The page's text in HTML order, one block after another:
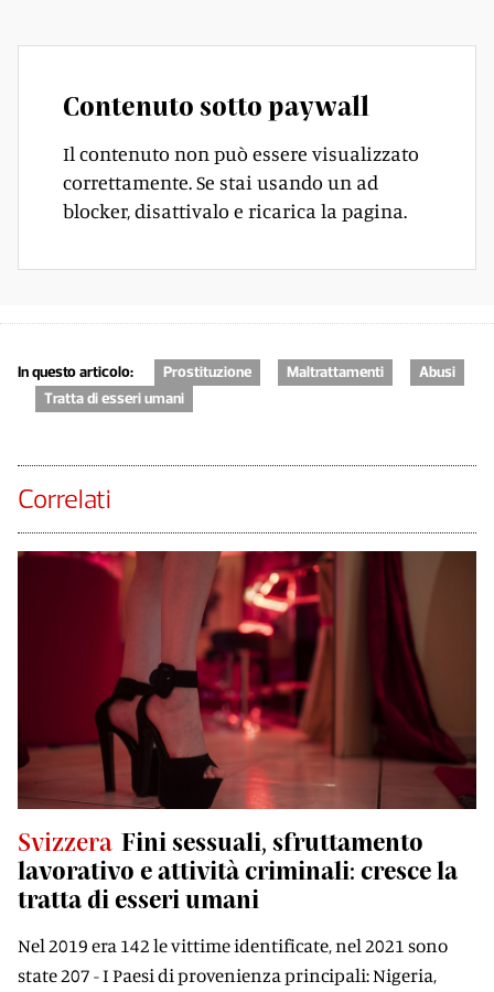
Contenuto sotto paywall
Il contenuto non può essere visualizzato
correttamente. Se stai usando un ad
blocker, disattivalo e ricarica la pagina.
In questo articolo: Prostituzione Maltrattamenti
Abusi
Tratta di esseri umani
Correlati
Svizzera Fini sessuali, sfruttamento
lavorativo e attività criminali: cresce la
tratta di esseri umani
Nel 2019 era 142 le vittime identificate, nel 2021 sono
state 207 - I Paesi di provenienza principali: Nigeria,